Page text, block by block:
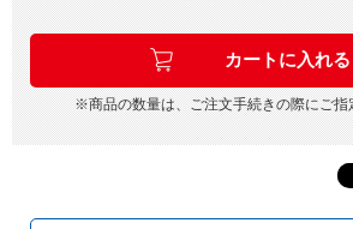
※商品の数量は、ご注文手続きの際にご指